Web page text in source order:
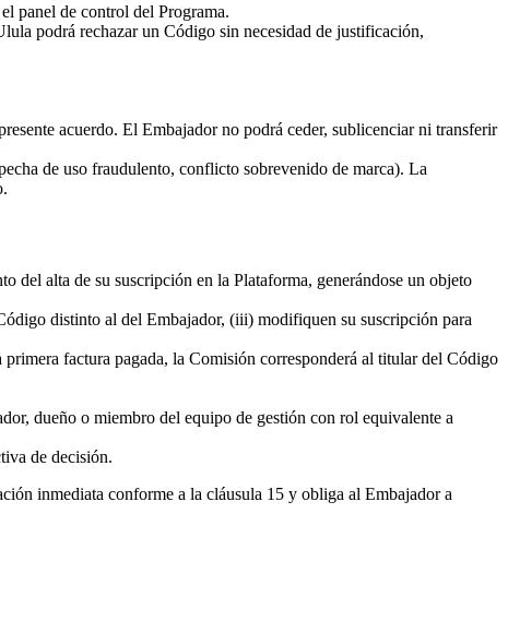
panel de control del Programa.
podrá rechazar un Código sin necesidad de justificación,
acuerdo. El Embajador no podrá ceder, sublicenciar ni transferir
de uso fraudulento, conflicto sobrevenido de marca). La
alta de su suscripción en la Plataforma, generándose un objeto
distinto al del Embajador, (iii) modifiquen su suscripción para
factura pagada, la Comisión corresponderá al titular del Código
dueño o miembro del equipo de gestión con rol equivalente a
de decisión.
inmediata conforme a la cláusula 15 y obliga al Embajador a